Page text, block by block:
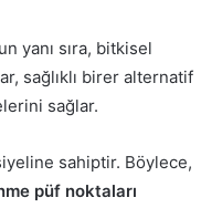
yanı sıra, bitkisel
sağlıklı birer alternatif
sağlar.
sahiptir. Böylece,
püf noktaları